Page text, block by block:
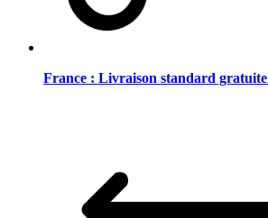
France : Livraison standard gratuite